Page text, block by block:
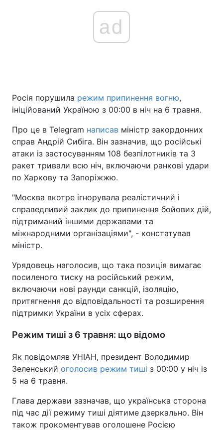
ad
Росія порушила режим припинення вогню,
ініційований Україною з 00:00 в ніч на 6 травня.
Про це в Telegram написав міністр закордонних
справ Андрій Сибіга. Він зазначив, що російські
атаки із застосуванням 108 безпілотників та 3
ракет тривали всю ніч, включаючи ранкові удари
по Харкову та Запоріжжю.
"Москва вкотре ігнорувала реалістичний і
справедливий заклик до припинення бойових дій,
підтриманий іншими державами та
міжнародними організаціями", - констатував
міністр.
Урядовець наголосив, що така позиція вимагає
посиленого тиску на російський режим,
включаючи нові раунди санкцій, ізоляцію,
притягнення до відповідальності та розширення
підтримки України в усіх сферах.
Режим тиші з 6 травня: що відомо
Як повідомляв УНІАН, президент Володимир
Зеленський оголосив режим тиші з 00:00 у ніч із
5 на 6 травня.
Глава держави зазначав, що українська сторона
під час дії режиму тиші діятиме дзеркально. Він
також прокоментував оголошене Росією